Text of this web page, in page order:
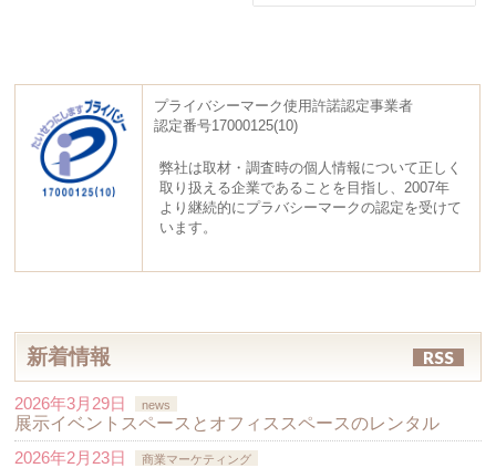
プライバシーマーク使用許諾認定事業者
認定番号17000125(10)
弊社は取材・調査時の個人情報について正しく
取り扱える企業であることを目指し、2007年
より継続的にプラバシーマークの認定を受けて
います。
新着情報 RSS
2026年3月29日 news
展示イベントスペースとオフィススペースのレンタル
2026年2月23日
商業マーケティング